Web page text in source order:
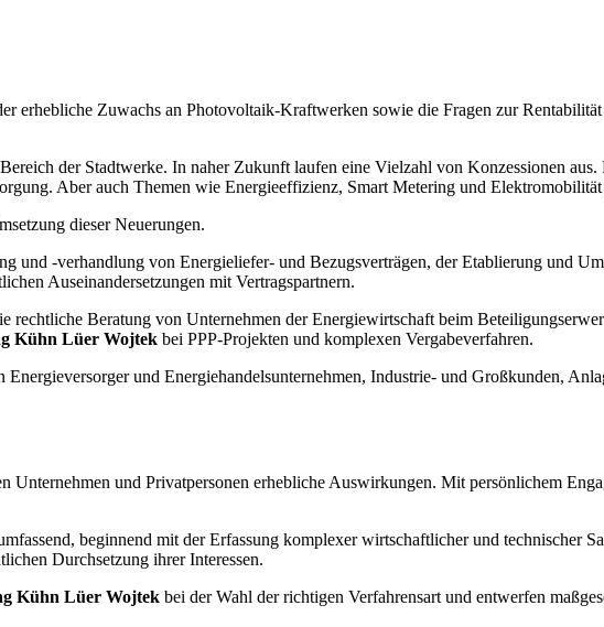
erhebliche Zuwachs an Photovoltaik-Kraftwerken sowie die Fragen zur
der Stadtwerke. In naher Zukunft laufen eine Vielzahl von Konzessionen
Aber auch Themen wie Energieeffizienz, Smart Metering und
dieser Neuerungen.
und -verhandlung von Energieliefer- und Bezugsverträgen, der Etablierung und
Auseinandersetzungen mit Vertragspartnern.
rechtliche Beratung von Unternehmen der Energiewirtschaft beim
Kühn Lüer Wojtek bei PPP-Projekten und komplexen Vergabeverfahren.
Energieversorger und Energiehandelsunternehmen, Industrie- und Großkunden,
und Privatpersonen erhebliche Auswirkungen. Mit persönlichem
beginnend mit der Erfassung komplexer wirtschaftlicher und technischer
Durchsetzung ihrer Interessen.
Kühn Lüer Wojtek bei der Wahl der richtigen Verfahrensart und entwerfen